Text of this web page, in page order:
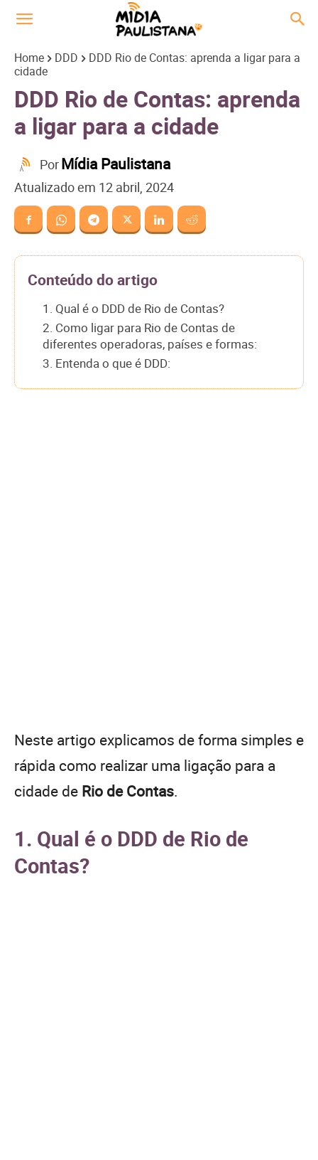
Home DDD
DDD Rio de Contas: aprenda a ligar para a
cidade
DDD Rio de Contas: aprenda
a ligar para a cidade
PorMídia Paulistana
Atualizado em 12 abril, 2024
Conteúdo do artigo
1. Qual é o DDD de Rio de Contas?
2. Como ligar para Rio de Contas de
diferentes operadoras, países e formas:
3. Entenda o que é DDD:
Neste artigo explicamos de forma simples e
rápida como realizar uma ligação para a
cidade de Rio de Contas.
1. Qual é o DDD de Rio de
Contas?